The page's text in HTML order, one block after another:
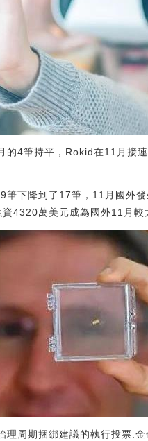
的4筆持平，Rokid在11月接
筆下降到了17筆，11月國外
4320萬美元成為國外11月較
理周期捆綁建議的執行投票: